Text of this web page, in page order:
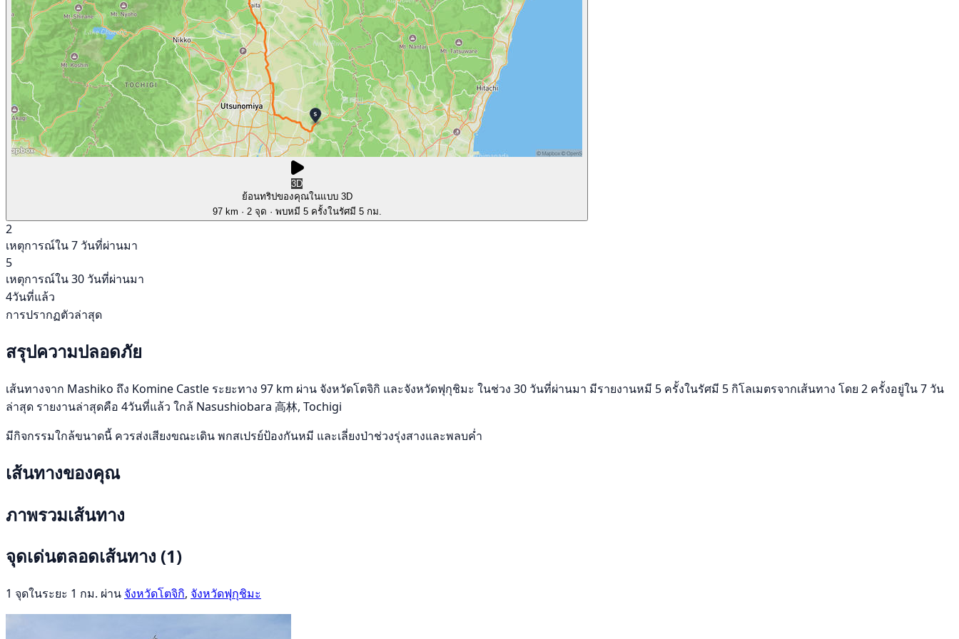
3D
ย้อนทริปของคุณในแบบ 3D
97 km · 2 จุด · พบหมี 5 ครั้งในรัศมี 5 กม.
2
เหตุการณ์ใน 7 วันที่ผ่านมา
5
เหตุการณ์ใน 30 วันที่ผ่านมา
4วันที่แล้ว
การปรากฏตัวล่าสุด
สรุปความปลอดภัย
เส้นทางจาก Mashiko ถึง Komine Castle ระยะทาง 97 km ผ่าน จังหวัดโตจิกิ และจังหวัดฟุกุชิมะ ในช่วง 30 วันที่ผ่านมา มีรายงานหมี 5 ครั้งในรัศมี 5 กิโลเมตรจากเส้นทาง โดย 2 ครั้งอยู่ใน 7 วัน
ล่าสุด รายงานล่าสุดคือ 4วันที่แล้ว ใกล้ Nasushiobara 高林, Tochigi
มีกิจกรรมใกล้ขนาดนี้ ควรส่งเสียงขณะเดิน พกสเปรย์ป้องกันหมี และเลี่ยงป่าช่วงรุ่งสางและพลบค่ำ
เส้นทางของคุณ
ภาพรวมเส้นทาง
จุดเด่นตลอดเส้นทาง (1)
1 จุดในระยะ 1 กม. ผ่าน จังหวัดโตจิกิ, จังหวัดฟุกุชิมะ